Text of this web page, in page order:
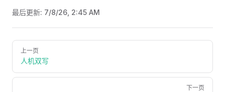
最后更新: 7/8/26, 2:45 AM
Pager
上一页
人机双写
下一页